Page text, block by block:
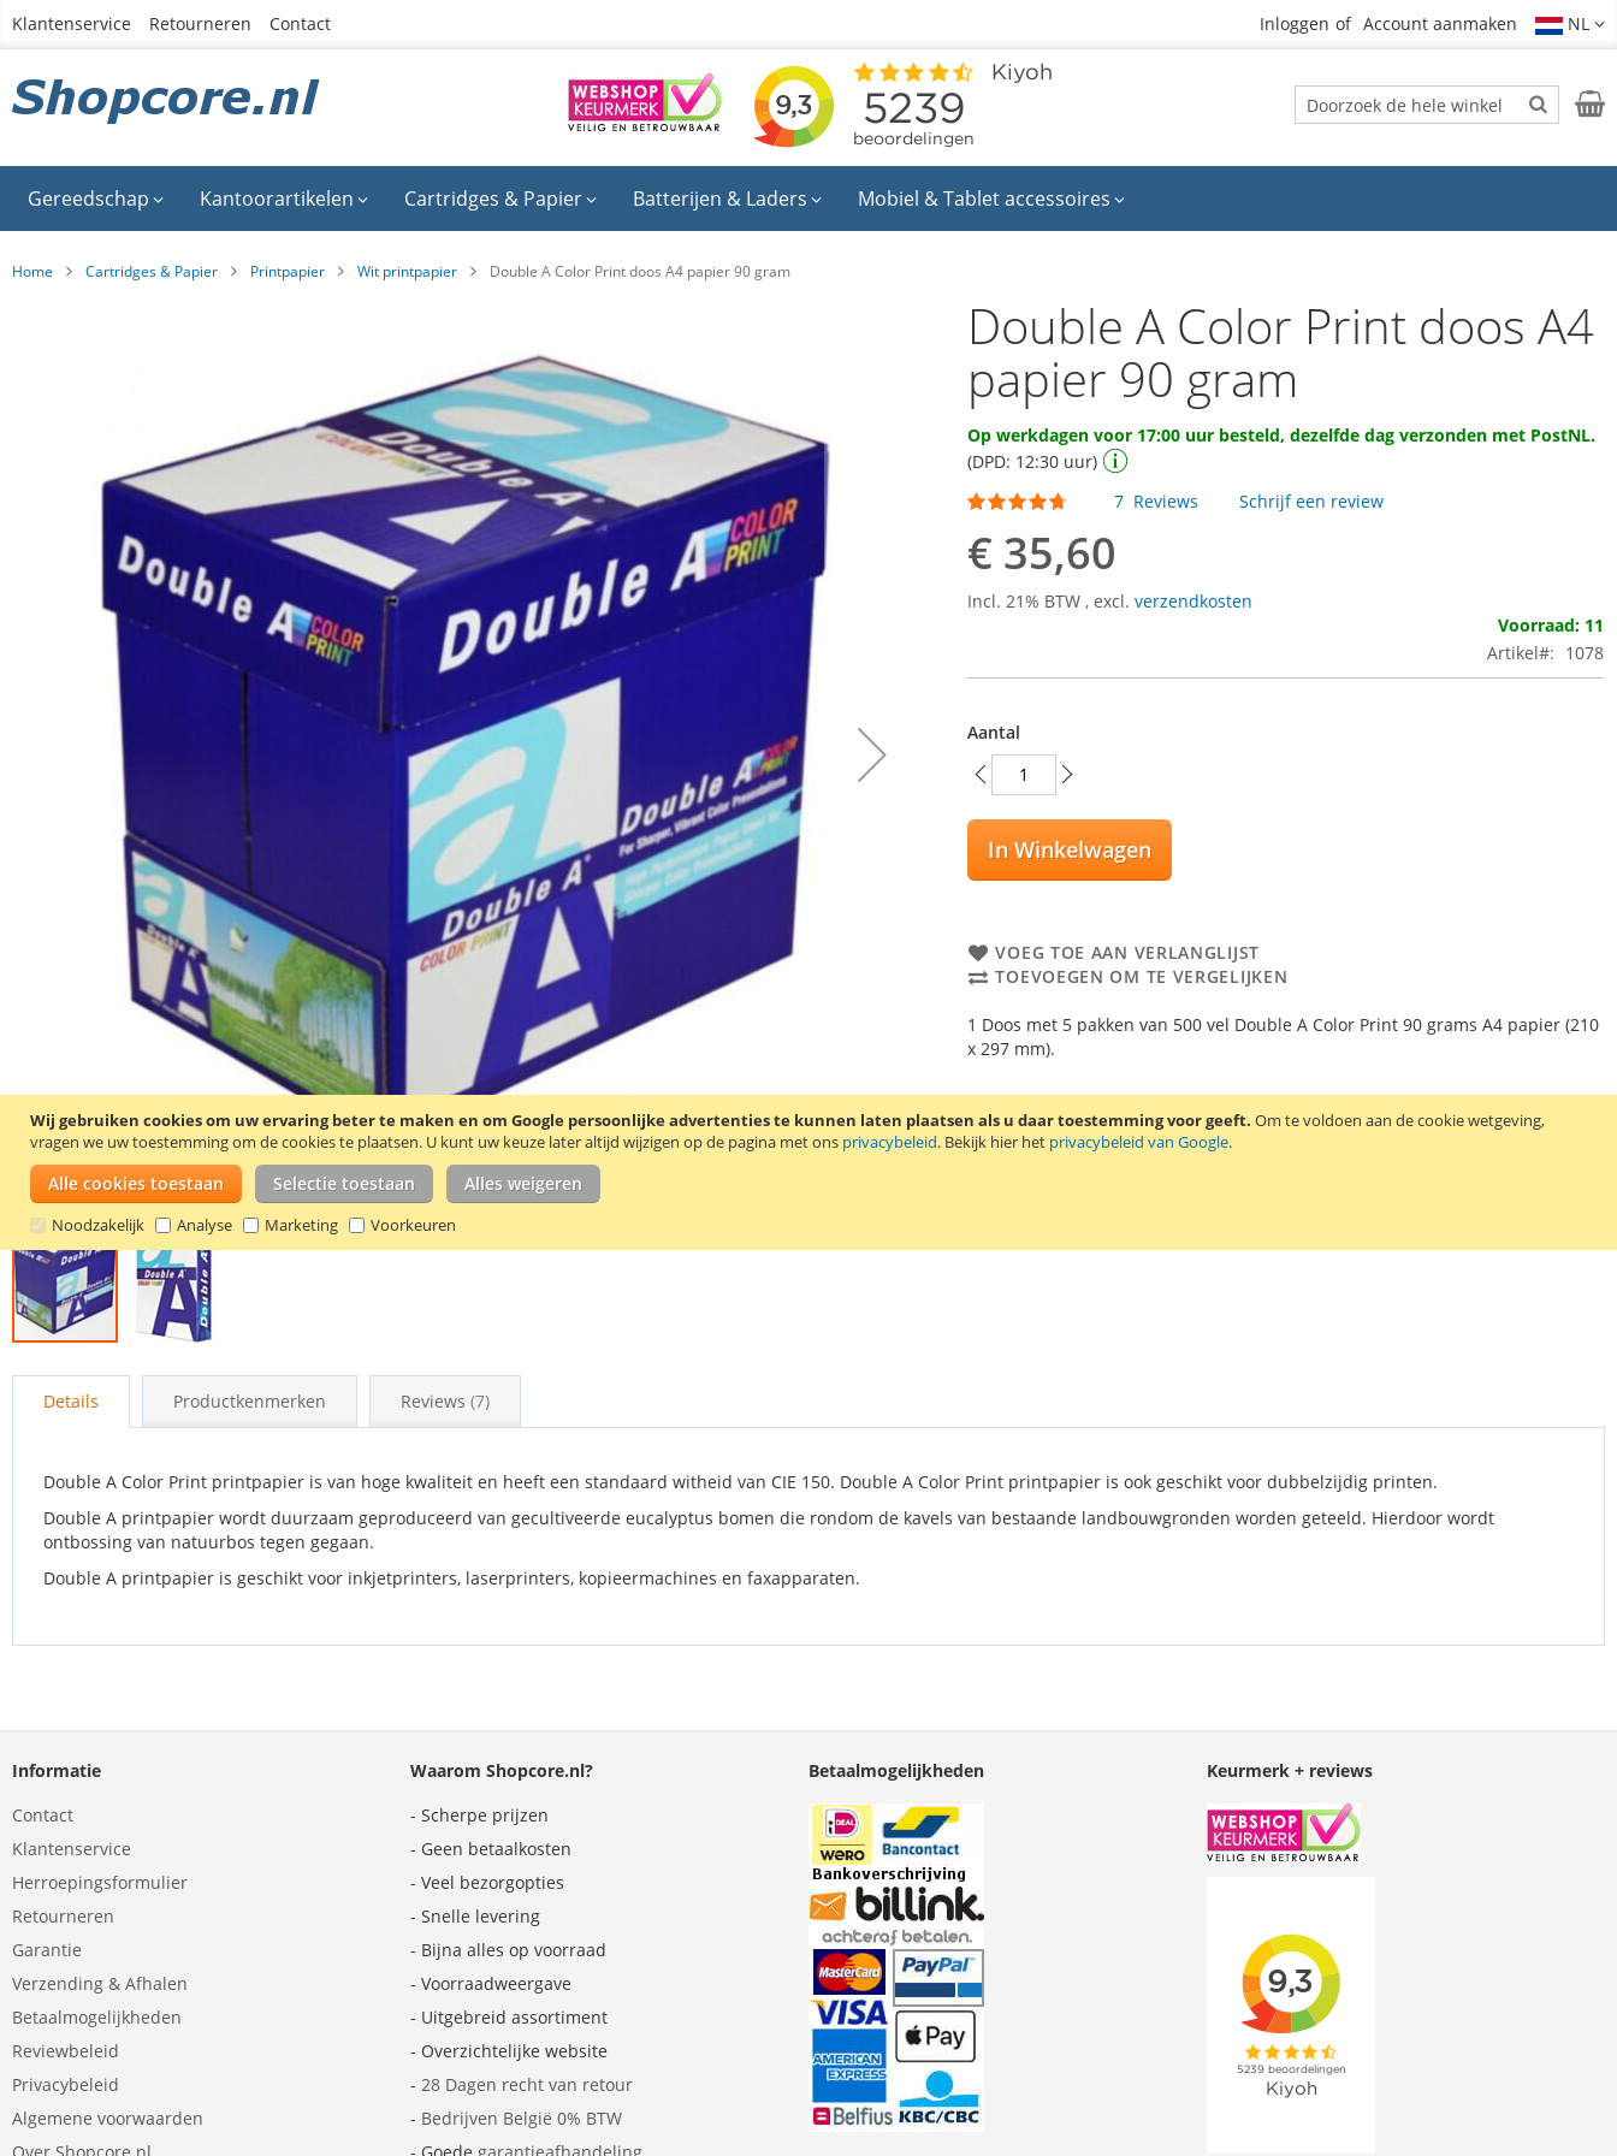
Wij gebruiken cookies om uw ervaring beter te maken en om Google persoonlijke advertenties te kunnen laten plaatsen als u daar toestemming voor geeft. Om te voldoen aan de cookie wetgeving,
vragen we uw toestemming om de cookies te plaatsen. U kunt uw keuze later altijd wijzigen op de pagina met ons privacybeleid. Bekijk hier het privacybeleid van Google.
Alle cookies toestaan Selectie toestaan Alles weigeren
Noodzakelijk Analyse Marketing Voorkeuren
Ga
inhoud
Klantenservice Retourneren Contact Inloggen Account aanmaken NL
Zoek
Zoek
Gereedschap Kantoorartikelen Cartridges & Papier Batterijen & Laders Mobiel & Tablet accessoires
Home Cartridges & Papier Printpapier Wit printpapier Double A Color Print doos A4 papier 90 gram
naar
gallerij
Double A Color Print doos A4
papier 90 gram
Op werkdagen voor 17:00 uur besteld, dezelfde dag verzonden met PostNL.
(DPD: 12:30 uur)
Waardering:
7 Reviews Schrijf een review
€ 35,60
Incl. 21% BTW, excl.verzendkosten
Voorraad: 11
Artikel
1078
Aantal
In Winkelwagen
VOEG TOE AAN VERLANGLIJST
TOEVOEGEN OM TE VERGELIJKEN
1 Doos met 5 pakken van 500 vel Double A Color Print 90 grams A4 papier (210
x 297 mm).
Details Productkenmerken Reviews 7
Double A Color Print printpapier is van hoge kwaliteit en heeft een standaard witheid van CIE 150. Double A Color Print printpapier is ook geschikt voor dubbelzijdig printen.
Double A printpapier wordt duurzaam geproduceerd van gecultiveerde eucalyptus bomen die rondom de kavels van bestaande landbouwgronden worden geteeld. Hierdoor wordt
ontbossing van natuurbos tegen gegaan.
Double A printpapier is geschikt voor inkjetprinters, laserprinters, kopieermachines en faxapparaten.
Informatie
Contact
Klantenservice
Herroepingsformulier
Retourneren
Garantie
Verzending & Afhalen
Betaalmogelijkheden
Reviewbeleid
Privacybeleid
Algemene voorwaarden
Waarom Shopcore.nl?
- Scherpe prijzen
- Geen betaalkosten
- Veel bezorgopties
- Snelle levering
- Bijna alles op voorraad
- Voorraadweergave
- Uitgebreid assortiment
- Overzichtelijke website
- 28 Dagen recht van retour
- Bedrijven België 0% BTW
Betaalmogelijkheden Keurmerk + reviews